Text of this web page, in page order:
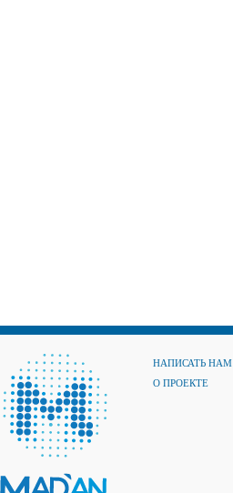
НАПИСАТЬ НАМ
О ПРОЕКТЕ